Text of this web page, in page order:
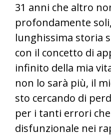
31 anni che altro
profondamente
lunghissima storia
con il concetto di
infinito della mia
non lo sarà più, il
sto cercando di
per i tanti errori
disfunzionale nei